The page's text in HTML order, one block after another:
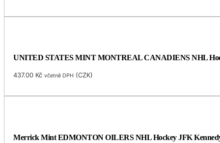
UNITED STATES MINT MONTREAL CANADIENS NHL
437.00 Kč včetně DPH (CZK)
Merrick Mint EDMONTON OILERS NHL Hockey JFK